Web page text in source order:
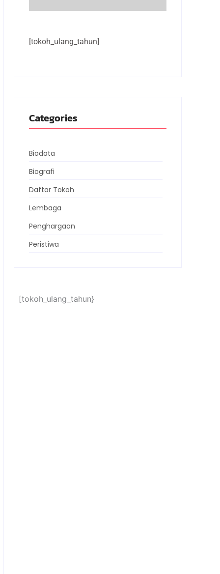
[tokoh_ulang_tahun]
Categories
Biodata
Biografi
Daftar Tokoh
Lembaga
Penghargaan
Peristiwa
[tokoh_ulang_tahun}